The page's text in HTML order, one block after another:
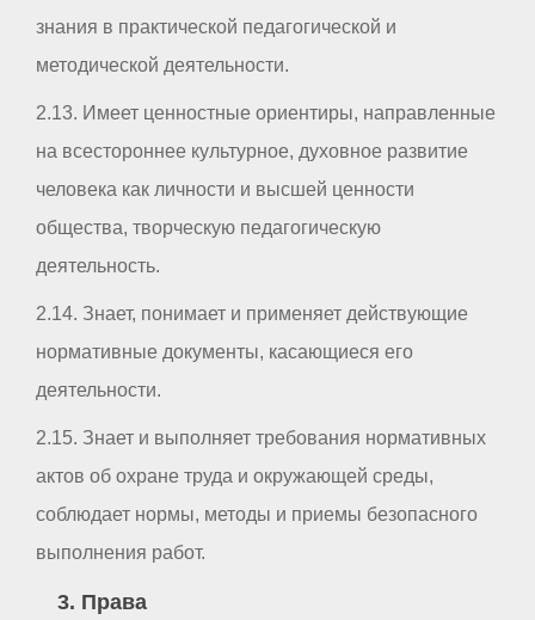
знания в практической педагогической и
методической деятельности.
2.13. Имеет ценностные ориентиры, направленные
на всестороннее культурное, духовное развитие
человека как личности и высшей ценности
общества, творческую педагогическую
деятельность.
2.14. Знает, понимает и применяет действующие
нормативные документы, касающиеся его
деятельности.
2.15. Знает и выполняет требования нормативных
актов об охране труда и окружающей среды,
соблюдает нормы, методы и приемы безопасного
выполнения работ.
3. Права